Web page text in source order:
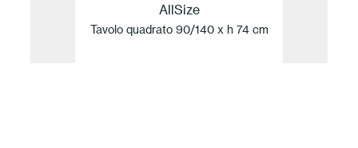
AllSize
Tavolo quadrato 90/140 x h 74 cm